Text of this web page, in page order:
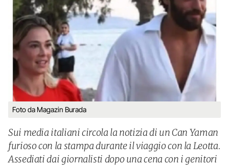
Foto da Magazin Burada
Sui media italiani circola la notizia di un Can Yaman
furioso con la stampa durante il viaggio con la Leotta.
Assediati dai giornalisti dopo una cena con i genitori